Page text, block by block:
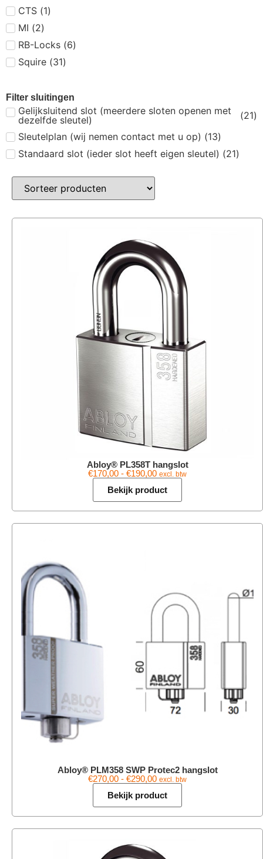
CTS (1)
MI (2)
RB-Locks (6)
Squire (31)
Filter sluitingen
Gelijksluitend slot (meerdere sloten openen met
dezelfde sleutel)
(21)
Sleutelplan (wij nemen contact met u op) (13)
Standaard slot (ieder slot heeft eigen sleutel) (21)
Abloy® PL358T hangslot
€170,00 - €190,00 excl. btw
Bekijk product
Abloy® PLM358 SWP Protec2 hangslot
€270,00 - €290,00 excl. btw
Bekijk product